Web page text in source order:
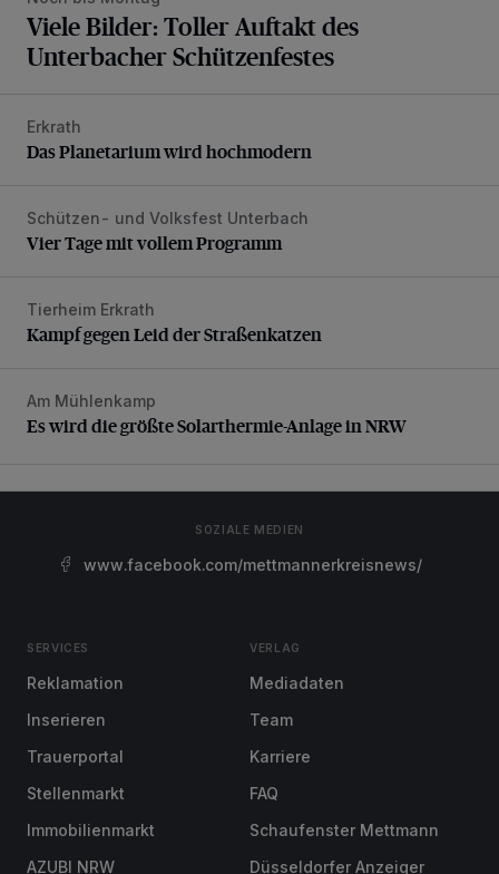
Viele Bilder: Toller Auftakt des
Unterbacher Schützenfestes
Das Planetarium wird hochmodern
Erkrath
Das Planetarium wird hochmodern
Vier Tage mit vollem Programm
Schützen- und Volksfest Unterbach
Vier Tage mit vollem Programm
Kampf gegen Leid der Straßenkatzen
Tierheim Erkrath
Kampf gegen Leid der Straßenkatzen
Es wird die größte Solarthermie-Anlage in NRW
Am Mühlenkamp
Es wird die größte Solarthermie-Anlage in NRW
SOZIALE MEDIEN
www.facebook.com/mettmannerkreisnews/
SERVICES
Reklamation
Inserieren
Trauerportal
Stellenmarkt
Immobilienmarkt
AZUBI NRW
VERLAG
Mediadaten
Team
Karriere
FAQ
Schaufenster Mettmann
Düsseldorfer Anzeiger